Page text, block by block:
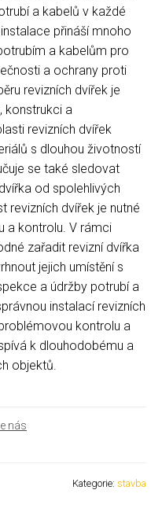
a kabelů v každé
přináší mnoho
a kabelům pro
a ochrany proti
revizních dvířek je
konstrukci a
revizních dvířek
s dlouhou životností
se také sledovat
od spolehlivých
revizních dvířek je nutné
a kontrolu. V rámci
zařadit revizní dvířka
jejich umístění s
a údržby potrubí a
instalací revizních
kontrolu a
k dlouhodobému a
objektů.
nás
Kategorie: stavba